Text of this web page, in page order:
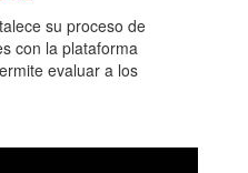
su proceso de
con la plataforma
evaluar a los